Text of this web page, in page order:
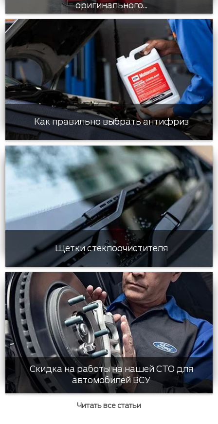
оригинального...
Как правильно выбрать антифриз
Щетки стеклоочистителя
Скидка на работы на нашей СТО для
автомобилей ВСУ
Читать все статьи